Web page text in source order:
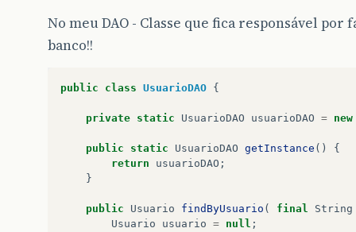
No meu DAO - Classe que fica responsável
banco!!
public class UsuarioDAO {
private static UsuarioDAO usuarioDAO = new
public static UsuarioDAO getInstance ()
{
return
usuarioDAO ;
}
public Usuario findByUsuario ( final
String
Usuario
usuario = null ;